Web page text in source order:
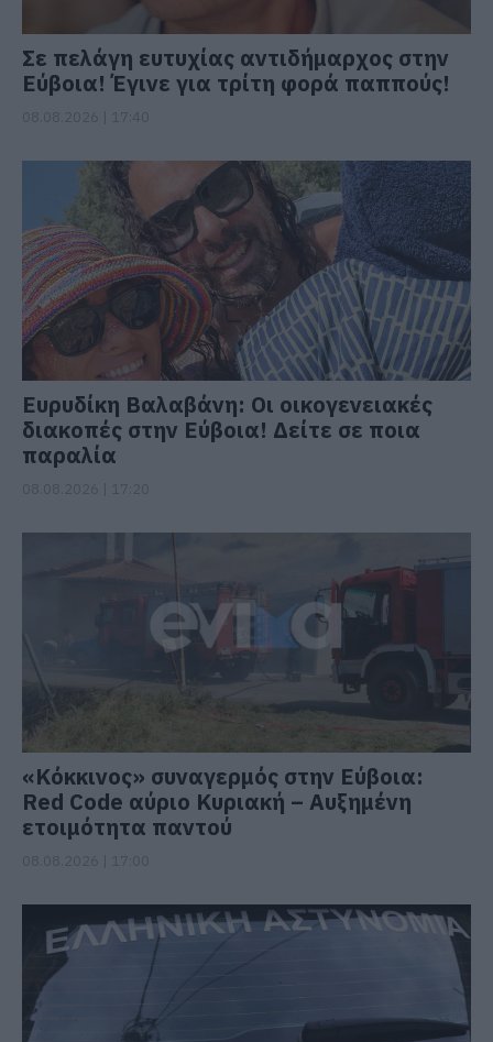
Σε πελάγη ευτυχίας αντιδήμαρχος στην
Εύβοια! Έγινε για τρίτη φορά παππούς!
Ευρυδίκη Βαλαβάνη: Οι οικογενειακές
διακοπές στην Εύβοια! Δείτε σε ποια
παραλία
«Κόκκινος» συναγερμός στην Εύβοια:
Red Code αύριο Κυριακή – Αυξημένη
ετοιμότητα παντού